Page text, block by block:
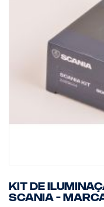
Kit de
Scania -